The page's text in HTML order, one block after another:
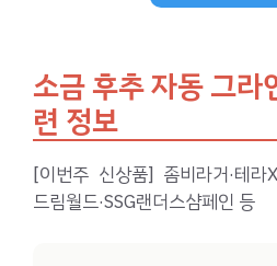
소금 후추 자동 그라
련 정보
[이번주 신상품] 좀비라거·테라
드림월드·SSG랜더스샴페인 등